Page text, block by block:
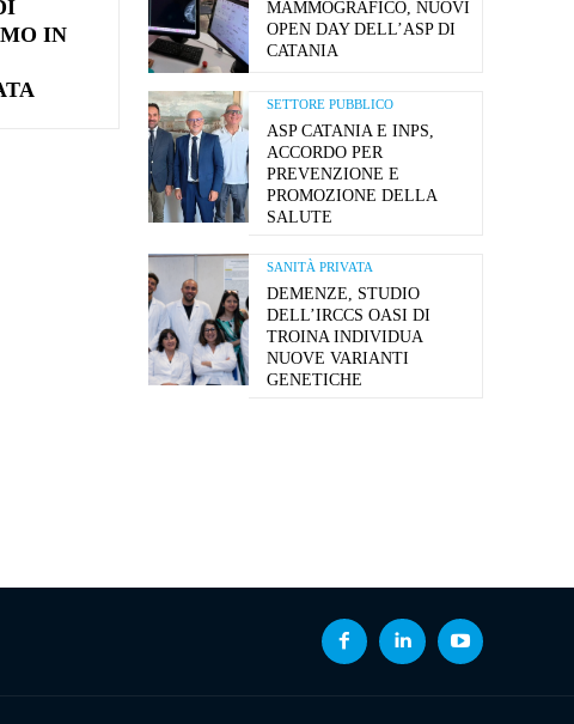
IN
MAMMOGRAFICO, NUOVI
OPEN DAY DELL’ASP DI
CATANIA
SETTORE PUBBLICO
ASP CATANIA E INPS,
ACCORDO PER
PREVENZIONE E
PROMOZIONE DELLA
SALUTE
SANITÀ PRIVATA
DEMENZE, STUDIO
DELL’IRCCS OASI DI
TROINA INDIVIDUA
NUOVE VARIANTI
GENETICHE